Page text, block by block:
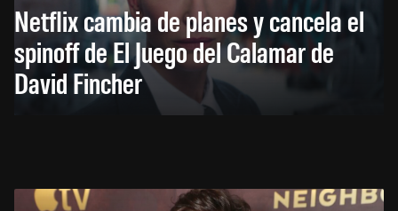
Netflix cambia de planes y cancela el
spinoff de El Juego del Calamar de
David Fincher